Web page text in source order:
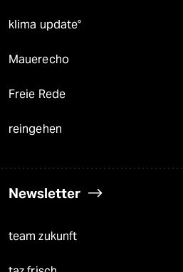
klima update°
Mauerecho
Freie Rede
reingehen
Newsletter
team zukunft